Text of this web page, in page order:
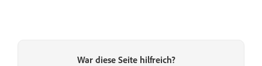
War diese Seite hilfreich?